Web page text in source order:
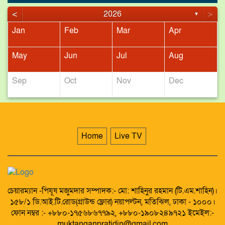
<
2026 ▼ >
Jan Feb Mar Apr
May Jun Jul Aug
Sep Oct Nov Dec
Home Live TV
চেয়ারম্যান -পিযূষ মজুমদার সম্পাদক:- মো: শাহিনুর রহমান (টি.এম.শাহিন)।
১৫৮/১ ডি.আই.টি.রোড(গ্রাউন্ড ফ্লোর) নয়াপল্টন, মতিঝিল, ঢাকা - ১০০০।
ফোন নম্বর :- +৮৮০-১৭৫৬৮৬৭৭৯২, +৮৮০-১৯০৮২৪৯৭২১ ইমেইল:-